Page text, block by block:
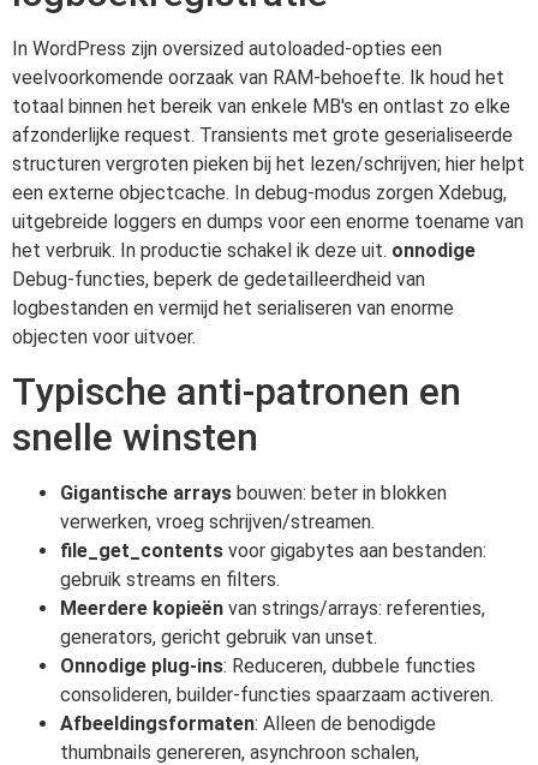
In WordPress zijn oversized autoloaded-opties een
veelvoorkomende oorzaak van RAM-behoefte. Ik houd het
totaal binnen het bereik van enkele MB's en ontlast zo elke
afzonderlijke request. Transients met grote geserialiseerde
structuren vergroten pieken bij het lezen/schrijven; hier helpt
een externe objectcache. In debug-modus zorgen Xdebug,
uitgebreide loggers en dumps voor een enorme toename van
het verbruik. In productie schakel ik deze uit. onnodige
Debug-functies, beperk de gedetailleerdheid van
logbestanden en vermijd het serialiseren van enorme
objecten voor uitvoer.
Typische anti-patronen en
snelle winsten
Gigantische arrays bouwen: beter in blokken
verwerken, vroeg schrijven/streamen.
file_get_contents voor gigabytes aan bestanden:
gebruik streams en filters.
Meerdere kopieën van strings/arrays: referenties,
generators, gericht gebruik van unset.
Onnodige plug-ins: Reduceren, dubbele functies
consolideren, builder-functies spaarzaam activeren.
Afbeeldingsformaten: Alleen de benodigde
thumbnails genereren, asynchroon schalen,